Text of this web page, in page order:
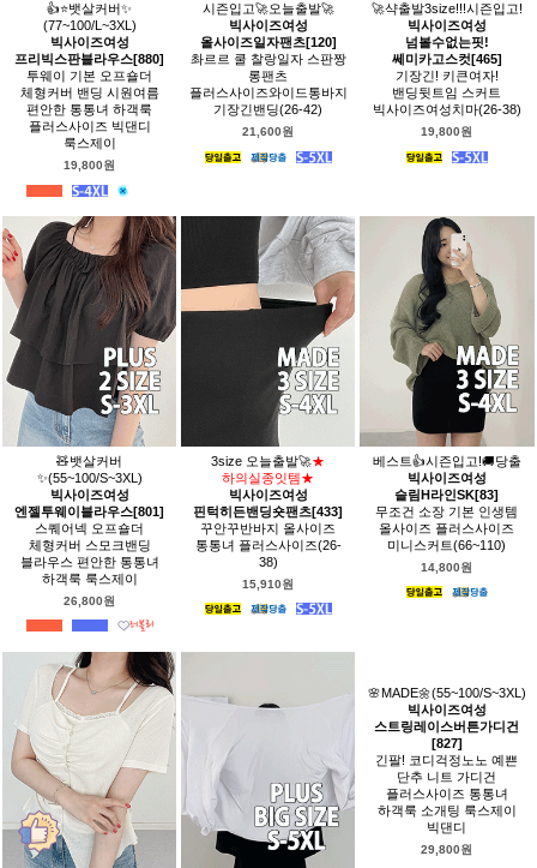
👍⭐️뱃살커버✨
(77~100/L~3XL)
빅사이즈여성
프리빅스판블라우스[880]
투웨이 기본 오프숄더
체형커버 밴딩 시원여름
편안한 통통녀 하객룩
플러스사이즈 빅댄디
룩스제이
19,800원
시즌입고🚀오늘출발🚀
빅사이즈여성
올사이즈일자팬츠[120]
촤르르 쿨 찰랑일자 스판짱
롱팬츠
플러스사이즈와이드통바지
기장긴밴딩(26-42)
21,600원
🚀샥출발3size!!!시즌입고!
빅사이즈여성
넘볼수없는핏!
쎄미카고스컷[465]
기장긴! 키큰여자!
밴딩뒷트임 스커트
빅사이즈여성치마(26-38)
19,800원
🧸뱃살커버
✨(55~100/S~3XL)
빅사이즈여성
엔젤투웨이블라우스[801]
스퀘어넥 오프숄더
체형커버 스모크밴딩
블라우스 편안한 통통녀
하객룩 룩스제이
26,800원
3size 오늘출발🚀★
하의실종잇템★
빅사이즈여성
핀턱히든밴딩숏팬츠[433]
꾸안꾸반바지 올사이즈
통통녀 플러스사이즈(26-
38)
15,910원
베스트👍시즌입고!🚚당출
빅사이즈여성
슬림H라인SK[83]
무조건 소장 기본 인생템
올사이즈 플러스사이즈
미니스커트(66~110)
14,800원
🌸MADE🌼(55~100/S~3XL)
빅사이즈여성
스트링레이스버튼가디건
[827]
긴팔! 코디걱정노노 예쁜
단추 니트 가디건
플러스사이즈 통통녀
하객룩 소개팅 룩스제이
빅댄디
29,800원